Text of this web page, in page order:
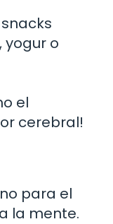
yogur o
el
cerebral!
para el
la mente.